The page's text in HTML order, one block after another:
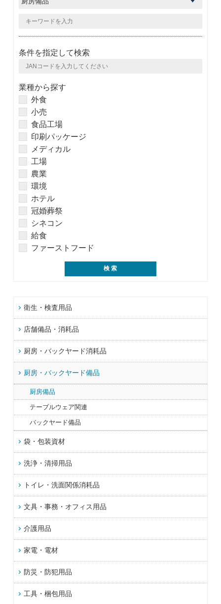
条件を指定して検索
業種から探す
外食
小売
食品工場
印刷パッケージ
メディカル
工場
農業
環境
ホテル
冠婚葬祭
シネコン
給食
ファーストフード
衛生・検査用品
店舗備品・消耗品
厨房・バックヤード消耗品
厨房・バックヤード備品
厨房備品
テーブルウェア関連
バックヤード備品
袋・包装資材
洗浄・清掃用品
トイレ・洗面関係消耗品
文具・事務・オフィス用品
介護用品
家電・電材
防災・防犯用品
工具・梱包用品